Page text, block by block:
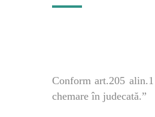
Conform art.205
chemare în judecată.”